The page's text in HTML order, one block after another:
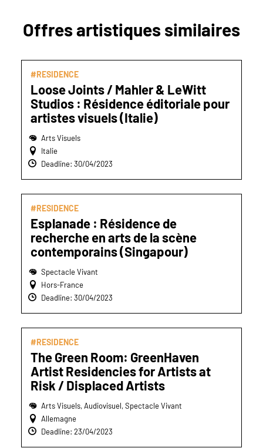
Offres artistiques similaires
#RESIDENCE
Loose Joints / Mahler & LeWitt
Studios : Résidence éditoriale pour
artistes visuels (Italie)
Arts Visuels
Italie
Deadline: 30/04/2023
#RESIDENCE
Esplanade : Résidence de
recherche en arts de la scène
contemporains (Singapour)
Spectacle Vivant
Hors-France
Deadline: 30/04/2023
#RESIDENCE
The Green Room: GreenHaven
Artist Residencies for Artists at
Risk / Displaced Artists
Arts Visuels, Audiovisuel, Spectacle Vivant
Allemagne
Deadline: 23/04/2023